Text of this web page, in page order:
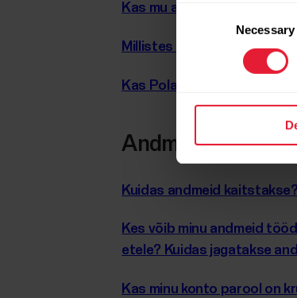
Consent
Necessary
Kas mu andmed
Millistes seadmetes saab
Kas Polar jälgib minu
Andmekaitse ja
Kuidas andmeid
Kes võib minu andmeid
etele? Kuidas jagatakse
Kas minu konto parool on